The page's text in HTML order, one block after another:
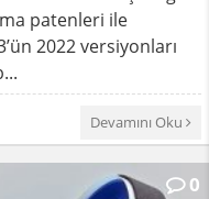
patenleri ile
2022 versiyonları
Devamını Oku
0